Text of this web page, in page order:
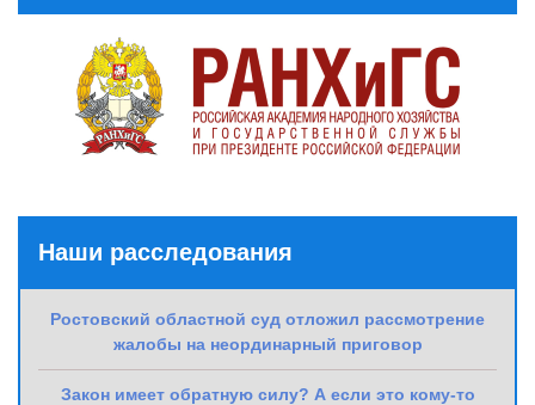
Наши расследования
Ростовский областной суд отложил рассмотрение
жалобы на неординарный приговор
Закон имеет обратную силу? А если это кому-то